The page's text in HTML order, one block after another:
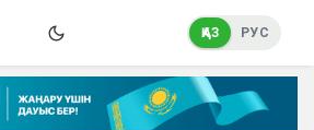
ҚАЗ РУС